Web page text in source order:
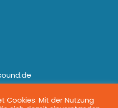
Cookies. Mit der Nutzung